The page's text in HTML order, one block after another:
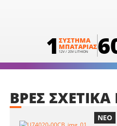
1 ΣΥΣΤΗΜΑ
ΜΠΑΤΑΡΙΑΣ
12V / 20V LITHION
ΝΕΟ
ΒΡΕΣ ΣΧΕΤΙΚΑ